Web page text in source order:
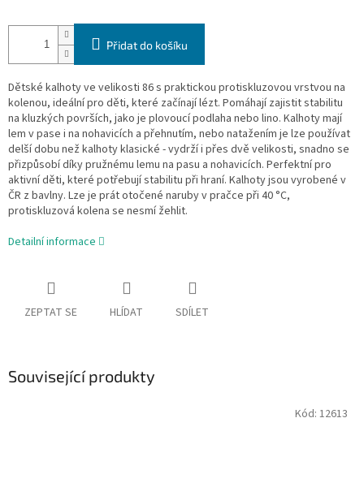
Přidat do košíku
Dětské kalhoty ve velikosti 86 s praktickou protiskluzovou vrstvou na
kolenou, ideální pro děti, které začínají lézt. Pomáhají zajistit stabilitu
na kluzkých površích, jako je plovoucí podlaha nebo lino. Kalhoty mají
lem v pase i na nohavicích a přehnutím, nebo natažením je lze používat
delší dobu než kalhoty klasické - vydrží i přes dvě velikosti, snadno se
přizpůsobí díky pružnému lemu na pasu a nohavicích. Perfektní pro
aktivní děti, které potřebují stabilitu při hraní. Kalhoty jsou vyrobené v
ČR z bavlny. Lze je prát otočené naruby v pračce při 40 °C,
protiskluzová kolena se nesmí žehlit.
Detailní informace
ZEPTAT SE HLÍDAT SDÍLET
Související produkty
Kód: 12613